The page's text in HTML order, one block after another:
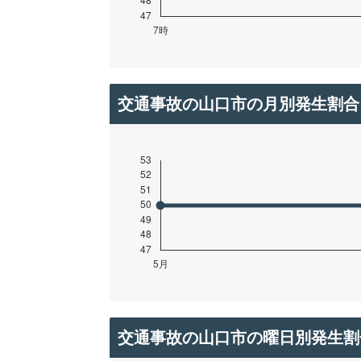
交通事故の山口市の月別発生割合
交通事故の山口市の曜日別発生